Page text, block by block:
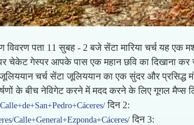
पता 11 सुबह - 2 बजे सेंटा मारिया चर्च यह एक
गेस्पर आपके पास एक महान छवि का दिखाना कर
चर्च सेंटा जूलिययान का एक सुंदर और प्रसिद्ध
के बीच नेविगेट करने में मदद करने के लिए गूगल मैप्स
दिन 2:
Calle+General+Ezponda+Cáceres/ दिन 3: